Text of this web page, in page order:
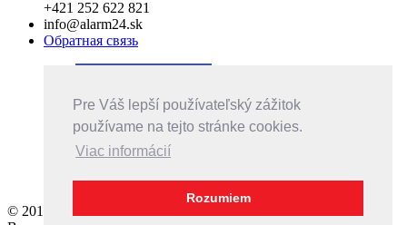
Pre Váš lepší používateľský zážitok
používame na tejto stránke cookies.
Viac informácií
Rozumiem
+421 252 622 821
info@alarm24.sk
Обратная связь
© 2016 Интернет магазин alarm24.sk.